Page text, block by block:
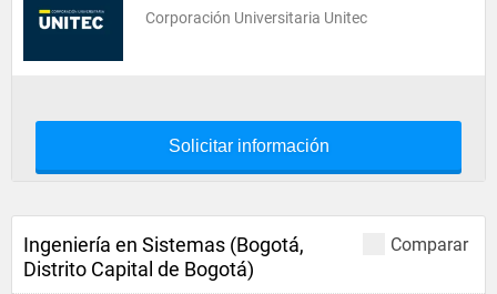
Corporación Universitaria Unitec
Solicitar información
Comparar
Ingeniería en Sistemas (Bogotá,
Distrito Capital de Bogotá)